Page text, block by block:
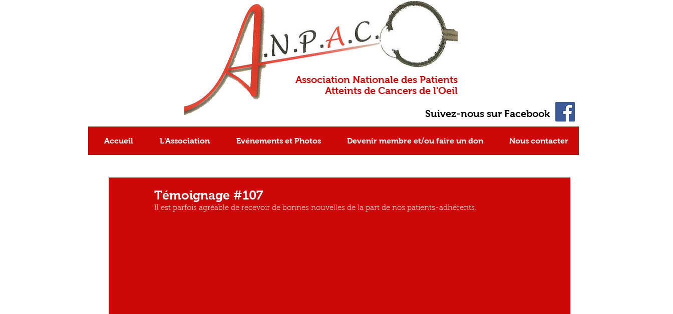
Association Nationale des Patients
Atteints de Cancers de l'Oeil
Suivez-nous sur Facebook
Accueil L'Association Evénements et Photos Devenir membre et/ou faire un don Nous contacter
Témoignage #107
Il est parfois agréable de recevoir de bonnes nouvelles de la part de nos patients-adhérents.